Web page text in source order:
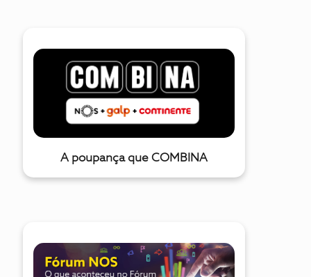
se por mais de 2300 quilómetros, ao longo da costa
nordeste da Austrália, sendo a maior formação natural do
planeta e o único ser vivo que se consegue ver do espaço.
Narrada por Russell Crowe e realizada pelo vencedor de um
Emmy, Richard Fitzpatrick, esta espetacular série
A poupança que COMBINA